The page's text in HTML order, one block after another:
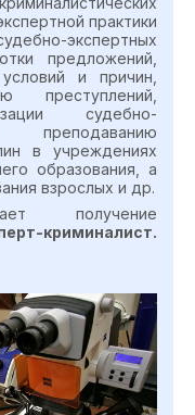
практики
экспертных
предложений,
и причин,
преступлений,
судебно-
преподаванию
в учреждениях
образования, а
взрослых и др.
получение
криминалист.